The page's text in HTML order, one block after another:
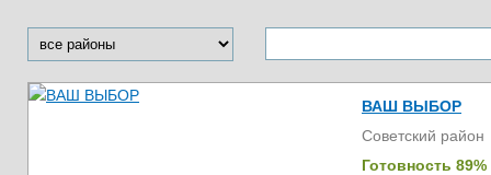
ВАШ ВЫБОР
Советский район
Готовность 89%